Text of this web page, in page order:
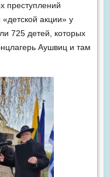
преступлений
акции» у
725 детей, которых
Аушвиц и там